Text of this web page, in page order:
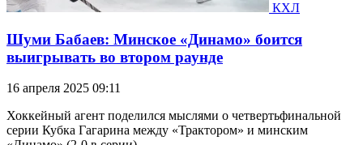
КХЛ
Шуми Бабаев: Минское «Динамо» боится
выигрывать во втором раунде
16 апреля 2025 09:11
Хоккейный агент поделился мыслями о четвертьфинальной
серии Кубка Гагарина между «Трактором» и минским